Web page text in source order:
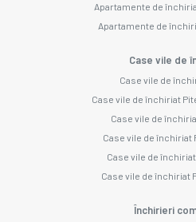
Apartamente de
Apartamente de
Case vile de
Case vile de
Case vile de închiriat
Case vile de
Case vile de închiriat
Case vile de
Case vile de închiriat
Închirieri